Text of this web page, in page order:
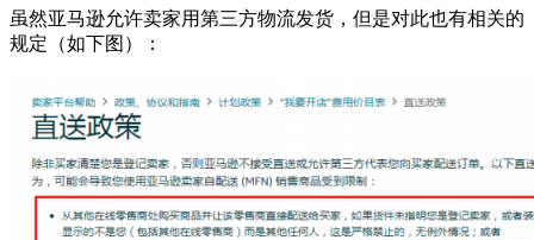
虽然亚马逊允许卖家用第三方物流发货，但是对此也有相关的
规定（如下图）：